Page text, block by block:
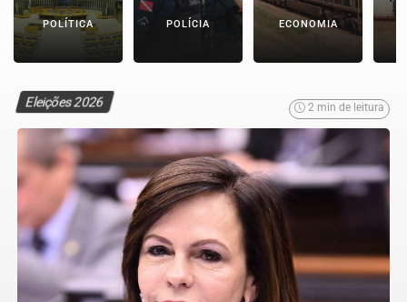
POLÍTICA POLÍCIA ECONOMIA
Eleições 2026 2 min de leitura